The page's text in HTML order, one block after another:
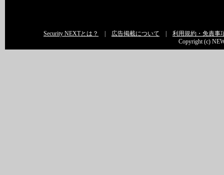
Security NEXTとは？ 広告掲載について
利用規約・免責事
Copyright (c)